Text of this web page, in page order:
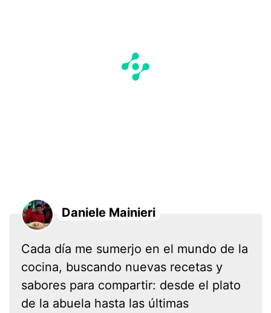
Daniele Mainieri
Cada día me sumerjo en el mundo de la
cocina, buscando nuevas recetas y
sabores para compartir: desde el plato
de la abuela hasta las últimas